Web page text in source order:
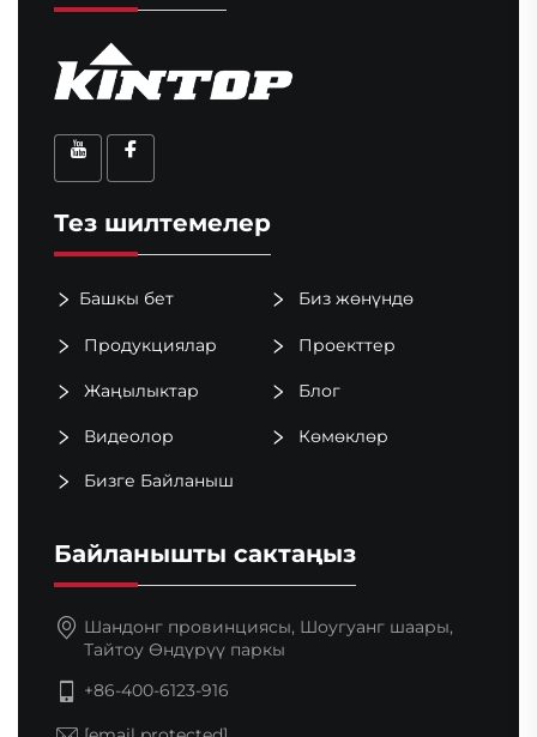
Тез шилтемелер
Башкы бет Биз жөнүндө
Продукциялар Проекттер
Жаңылыктар Блог
Видеолор Көмөклөр
Бизге Байланыш
Байланышты сактаңыз
Шандонг провинциясы, Шоугуанг шаары,
Тайтоу Өндүрүү паркы
+86-400-6123-916